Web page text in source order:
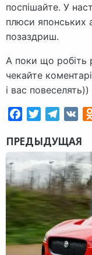
поспішайте. У
плюси японських
позаздриш.
А поки що робіть
чекайте
і вас повеселять))
FacebookTwitter VK
ПРЕДЫДУЩАЯ